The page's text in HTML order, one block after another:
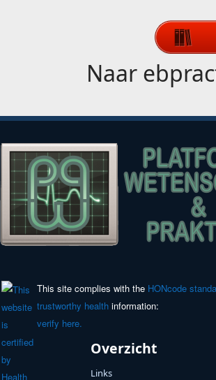
Naar
This site complies with the HONcode
trustworthy health information:
verify here.
Overzicht
Links